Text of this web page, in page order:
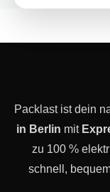
Packlast ist dein
in Berlin mit
zu 100 %
schnell,